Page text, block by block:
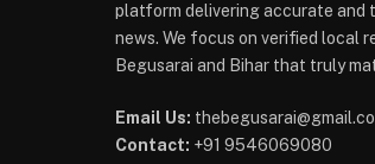
platform delivering accurate and
news. We focus on verified local
Begusarai and Bihar that truly
Email Us:
Contact: +91 9546069080